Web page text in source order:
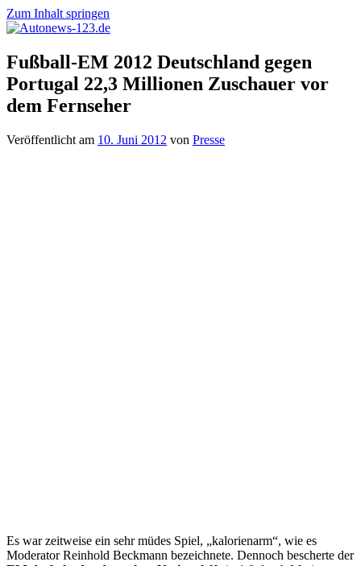
Zum Inhalt springen
Autonews-
123.de
Autonews
mit
Charme
Fußball-EM 2012 Deutschland gegen
Portugal 22,3 Millionen Zuschauer vor
dem Fernseher
Veröffentlicht am 10. Juni 2012 von Presse
Es war zeitweise ein sehr müdes Spiel, „kalorienarm“, wie es
Moderator Reinhold Beckmann bezeichnete. Dennoch bescherte der